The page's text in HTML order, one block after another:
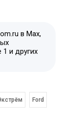
в Max,
и других
Ford